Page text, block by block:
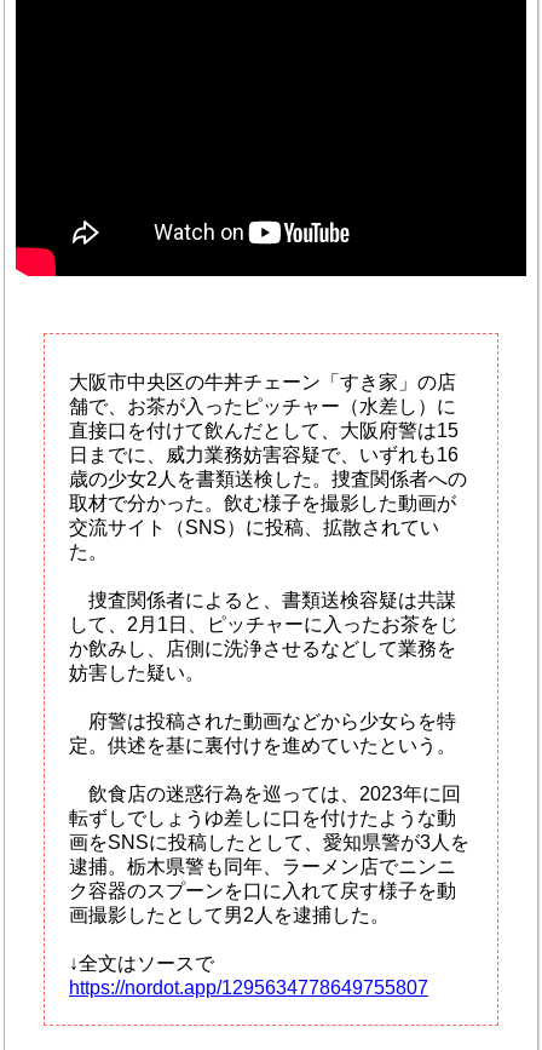
大阪市中央区の牛丼チェーン「すき家」の店
舗で、お茶が入ったピッチャー（水差し）に
直接口を付けて飲んだとして、大阪府警は15
日までに、威力業務妨害容疑で、いずれも16
歳の少女2人を書類送検した。捜査関係者への
取材で分かった。飲む様子を撮影した動画が
交流サイト（SNS）に投稿、拡散されてい
た。
捜査関係者によると、書類送検容疑は共謀
して、2月1日、ピッチャーに入ったお茶をじ
か飲みし、店側に洗浄させるなどして業務を
妨害した疑い。
府警は投稿された動画などから少女らを特
定。供述を基に裏付けを進めていたという。
飲食店の迷惑行為を巡っては、2023年に回
転ずしでしょうゆ差しに口を付けたような動
画をSNSに投稿したとして、愛知県警が3人を
逮捕。栃木県警も同年、ラーメン店でニンニ
ク容器のスプーンを口に入れて戻す様子を動
画撮影したとして男2人を逮捕した。
↓全文はソースで
https://nordot.app/1295634778649755807